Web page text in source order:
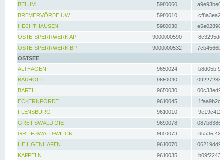
BELUM
5980060
BREMERVÖRDE UW
5980010
HECHTHAUSEN
5980030
OSTE-SPERRWERK AP
9000000590
OSTE-SPERRWERK BP
9000000532
OSTSEE
ALTHAGEN
9650024
BARHÖFT
9650040
BARTH
9650030
ECKERNFÖRDE
9610045
FLENSBURG
9610010
GREIFSWALD OIE
9690078
GREIFSWALD-WIECK
9650073
HEILIGENHAFEN
9610070
KAPPELN
9610035